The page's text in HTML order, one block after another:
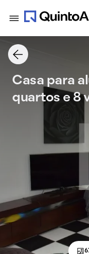
Casa para
quartos e 8